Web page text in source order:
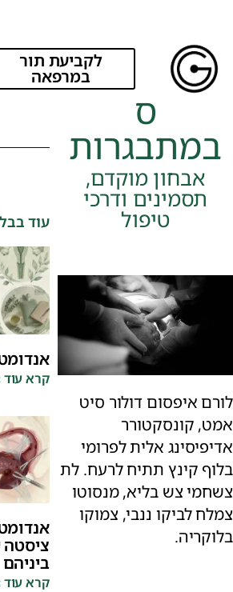
לקביעת תור
במרפאהאנדומטריוזי
ס
במתבגרות
אבחון מוקדם,
תסמינים ודרכי
טיפול
לורם איפסום דולור סיט
אמט, קונסקטורר
אדיפיסינג אלית לפרומי
בלוף קינץ תתיח לרעח. לת
צשחמי צש בליא, מנסוטו
צמלח לביקו ננבי, צמוקו
בלוקריה.
עוד
קרא עוד
ביניהם
קרא עוד